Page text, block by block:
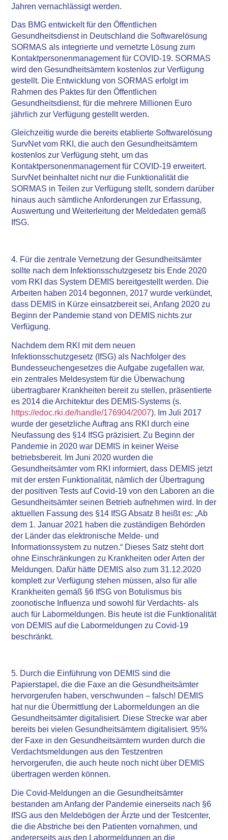
Jahren vernachlässigt werden.
Das BMG entwickelt für den Öffentlichen
Gesundheitsdienst in Deutschland die Softwarelösung
SORMAS als integrierte und vernetzte Lösung zum
Kontaktpersonenmanagement für COVID-19. SORMAS
wird den Gesundheitsämtern kostenlos zur Verfügung
gestellt. Die Entwicklung von SORMAS erfolgt im
Rahmen des Paktes für den Öffentlichen
Gesundheitsdienst, für die mehrere Millionen Euro
jährlich zur Verfügung gestellt werden.
Gleichzeitig wurde die bereits etablierte Softwarelösung
SurvNet vom RKI, die auch den Gesundheitsämtern
kostenlos zur Verfügung steht, um das
Kontaktpersonenmanagement für COVID-19 erweitert.
SurvNet beinhaltet nicht nur die Funktionalität die
SORMAS in Teilen zur Verfügung stellt, sondern darüber
hinaus auch sämtliche Anforderungen zur Erfassung,
Auswertung und Weiterleitung der Meldedaten gemäß
IfSG.
4. Für die zentrale Vernetzung der Gesundheitsämter
sollte nach dem Infektionsschutzgesetz bis Ende 2020
vom RKI das System DEMIS bereitgestellt werden. Die
Arbeiten haben 2014 begonnen, 2017 wurde verkündet,
dass DEMIS in Kürze einsatzbereit sei, Anfang 2020 zu
Beginn der Pandemie stand von DEMIS nichts zur
Verfügung.
Nachdem dem RKI mit dem neuen
Infektionsschutzgesetz (IfSG) als Nachfolger des
Bundesseuchengesetzes die Aufgabe zugefallen war,
ein zentrales Meldesystem für die Überwachung
übertragbarer Krankheiten bereit zu stellen, präsentierte
es 2014 die Architektur des DEMIS-Systems (s.
https://edoc.rki.de/handle/176904/2007). Im Juli 2017
wurde der gesetzliche Auftrag ans RKI durch eine
Neufassung des §14 IfSG präzisiert. Zu Beginn der
Pandemie in 2020 war DEMIS in keiner Weise
betriebsbereit. Im Juni 2020 wurden die
Gesundheitsämter vom RKI informiert, dass DEMIS jetzt
mit der ersten Funktionalität, nämlich der Übertragung
der positiven Tests auf Covid-19 von den Laboren an die
Gesundheitsämter seinen Betrieb aufnehmen wird. In der
aktuellen Fassung des §14 IfSG Absatz 8 heißt es: „Ab
dem 1. Januar 2021 haben die zuständigen Behörden
der Länder das elektronische Melde- und
Informationssystem zu nutzen.“ Dieses Satz steht dort
ohne Einschränkungen zu Krankheiten oder Arten der
Meldungen. Dafür hätte DEMIS also zum 31.12.2020
komplett zur Verfügung stehen müssen, also für alle
Krankheiten gemäß §6 IfSG von Botulismus bis
zoonotische Influenza und sowohl für Verdachts- als
auch für Labormeldungen. Bis heute ist die Funktionalität
von DEMIS auf die Labormeldungen zu Covid-19
beschränkt.
5. Durch die Einführung von DEMIS sind die
Papierstapel, die die Faxe an die Gesundheitsämter
hervorgerufen haben, verschwunden – falsch! DEMIS
hat nur die Übermittlung der Labormeldungen an die
Gesundheitsämter digitalisiert. Diese Strecke war aber
bereits bei vielen Gesundheitsämtern digitalisiert. 95%
der Faxe in den Gesundheitsämtern wurden durch die
Verdachtsmeldungen aus den Testzentren
hervorgerufen, die auch heute noch nicht über DEMIS
übertragen werden können.
Die Covid-Meldungen an die Gesundheitsämter
bestanden am Anfang der Pandemie einerseits nach §6
IfSG aus den Meldebögen der Ärzte und der Testcenter,
die die Abstriche bei den Patienten vornahmen, und
andererseits aus den Labormeldungen an die